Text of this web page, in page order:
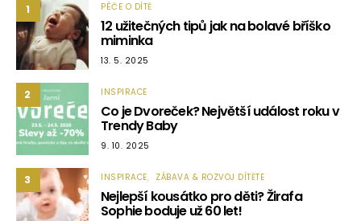
1 PÉČE O DÍTĚ
12 užitečných tipů jak na bolavé bříško
miminka
13. 5. 2025
2 INSPIRACE
Co je Dvoreček? Největší událost roku v
Trendy Baby
9. 10. 2025
3 INSPIRACE ZÁBAVA & ROZVOJ DÍTĚTE
Nejlepší kousátko pro děti? Žirafa
Sophie boduje už 60 let!